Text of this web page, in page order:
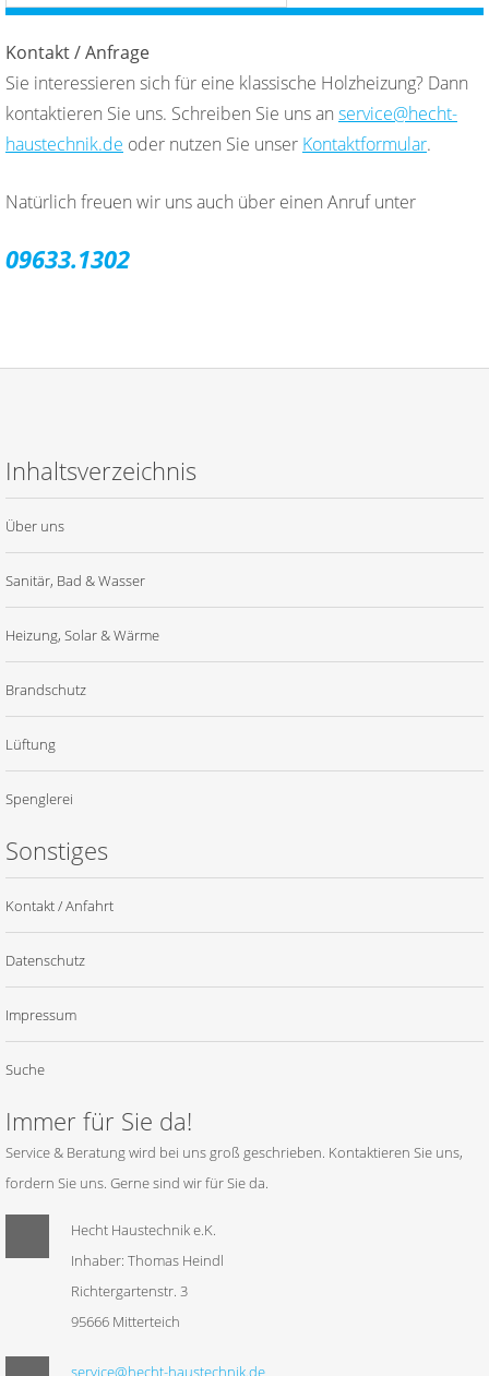
Kontakt / Anfrage
Sie interessieren sich für eine klassische Holzheizung? Dann
kontaktieren Sie uns. Schreiben Sie uns an service@hecht-
haustechnik.de oder nutzen Sie unser Kontaktformular.
Natürlich freuen wir uns auch über einen Anruf unter
09633.1302
Inhaltsverzeichnis
Über uns
Sanitär, Bad & Wasser
Heizung, Solar & Wärme
Brandschutz
Lüftung
Spenglerei
Sonstiges
Kontakt / Anfahrt
Datenschutz
Impressum
Suche
Immer für Sie da!
Service & Beratung wird bei uns groß geschrieben. Kontaktieren Sie uns,
fordern Sie uns. Gerne sind wir für Sie da.
Hecht Haustechnik e.K.
Inhaber: Thomas Heindl
Richtergartenstr. 3
95666 Mitterteich
service@hecht-haustechnik.de